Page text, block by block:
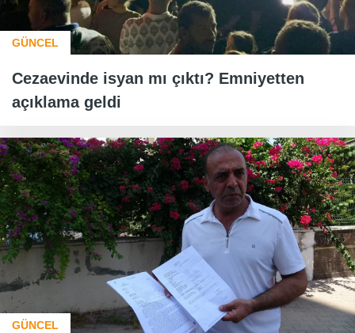
GÜNCEL
Cezaevinde isyan mı çıktı? Emniyetten
açıklama geldi
GÜNCEL